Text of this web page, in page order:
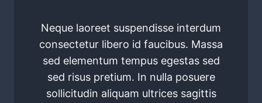
Neque laoreet suspendisse interdum
consectetur libero id faucibus. Massa
sed elementum tempus egestas sed
sed risus pretium. In nulla posuere
sollicitudin aliquam ultrices sagittis